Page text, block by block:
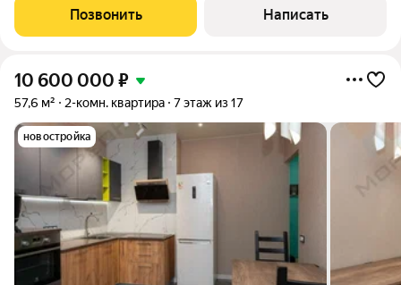
изолированные две комнаты, просторная и уютная кухня-
гостиная, санузел раздельный,
Позвонить Написать
10 600 000 ₽
57,6 м² 2-комн. квартира 7 этаж из 17
новостройка